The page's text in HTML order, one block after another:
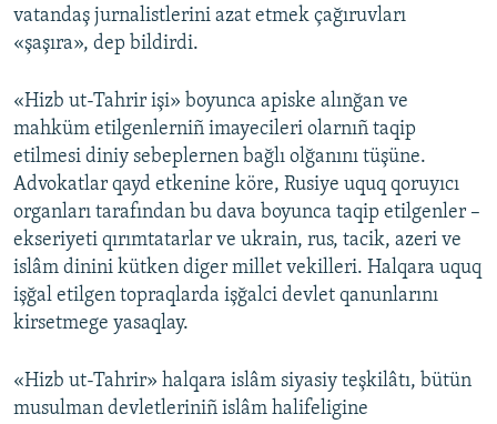
vatandaş jurnalistlerini azat etmek çağıruvları
«şaşıra», dep bildirdi.
«Hizb ut-Tahrir işi» boyunca apiske alınğan ve
mahküm etilgenlerniñ imayecileri olarnıñ taqip
etilmesi diniy sebeplernen bağlı olğanını tüşüne.
Advokatlar qayd etkenine köre, Rusiye uquq qoruyıcı
organları tarafından bu dava boyunca taqip etilgenler –
ekseriyeti qırımtatarlar ve ukrain, rus, tacik, azeri ve
islâm dinini kütken diger millet vekilleri. Halqara uquq
işğal etilgen topraqlarda işğalci devlet qanunlarını
kirsetmege yasaqlay.
«Hizb ut-Tahrir» halqara islâm siyasiy teşkilâtı, bütün
musulman devletleriniñ islâm halifeligine